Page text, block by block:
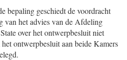
bepaling geschiedt de voordracht
van het advies van de Afdeling
over het ontwerpbesluit niet
ontwerpbesluit aan beide Kamers